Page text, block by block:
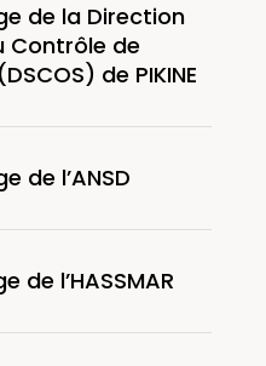
de la Direction
Contrôle de
de PIKINE
de l’ANSD
de l’HASSMAR